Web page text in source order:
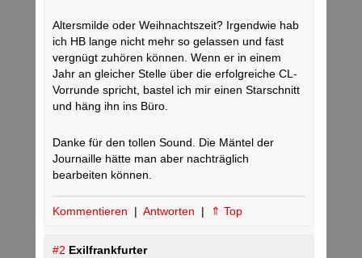
Altersmilde oder Weihnachtszeit? Irgendwie hab
ich HB lange nicht mehr so gelassen und fast
vergnügt zuhören können. Wenn er in einem
Jahr an gleicher Stelle über die erfolgreiche CL-
Vorrunde spricht, bastel ich mir einen Starschnitt
und häng ihn ins Büro.
Danke für den tollen Sound. Die Mäntel der
Journaille hätte man aber nachträglich
bearbeiten können.
Kommentieren | Antworten | ⇑ Top
#2 Exilfrankfurter